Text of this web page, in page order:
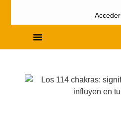
Acceder